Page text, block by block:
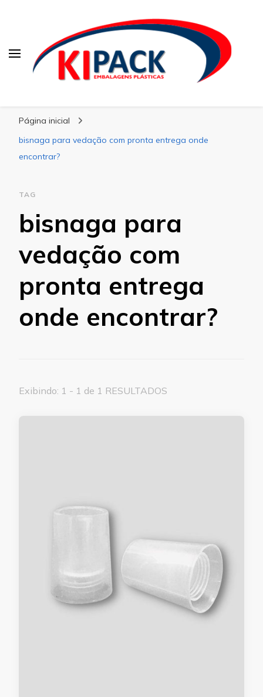
Página inicial
bisnaga para vedação com pronta entrega onde
encontrar?
TAG
bisnaga para
vedação com
pronta entrega
onde encontrar?
Exibindo: 1 - 1 de 1 RESULTADOS